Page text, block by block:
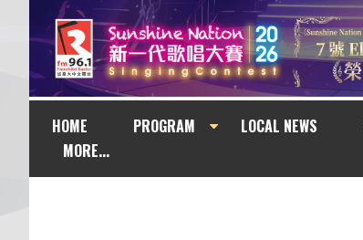
HOME PROGRAM LOCAL NEWS
MORE...